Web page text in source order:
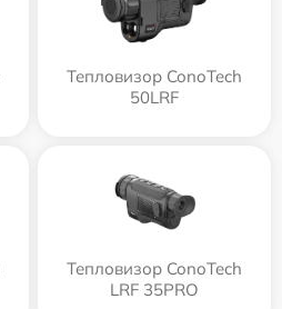
Тепловизор ConoTech
50LRF
Тепловизор ConoTech
LRF 35PRO